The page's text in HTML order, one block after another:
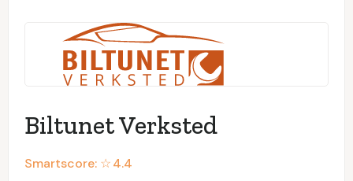
Biltunet Verksted
Smartscore: ☆4.4